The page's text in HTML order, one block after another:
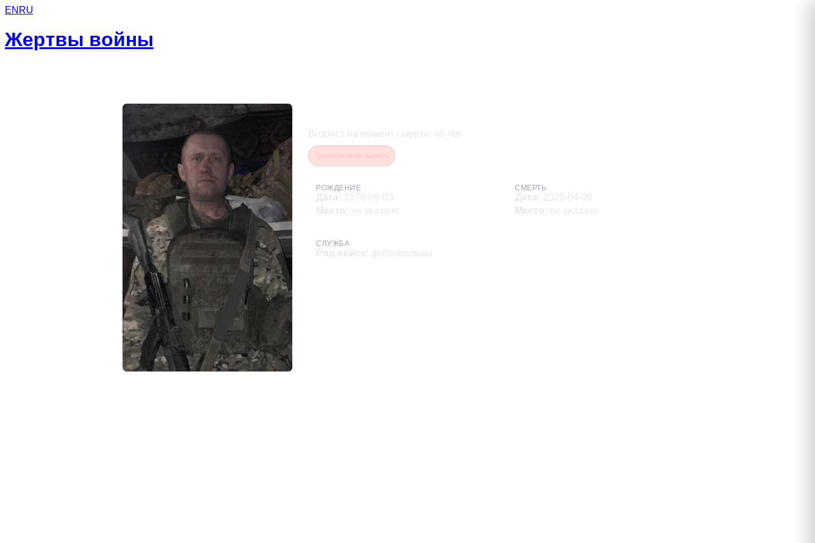
EN RU
Жертвы войны
Возраст на момент смерти : 48 лет
РОЖДЕНИЕ
Дата: 1976-09-03
Место: не указано
СМЕРТЬ
Дата: 2025-04-08
Место: не указано
СЛУЖБА
Род войск: добровольцы